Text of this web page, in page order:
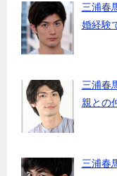
三浦春
婚経験
三浦春
親との
三浦春